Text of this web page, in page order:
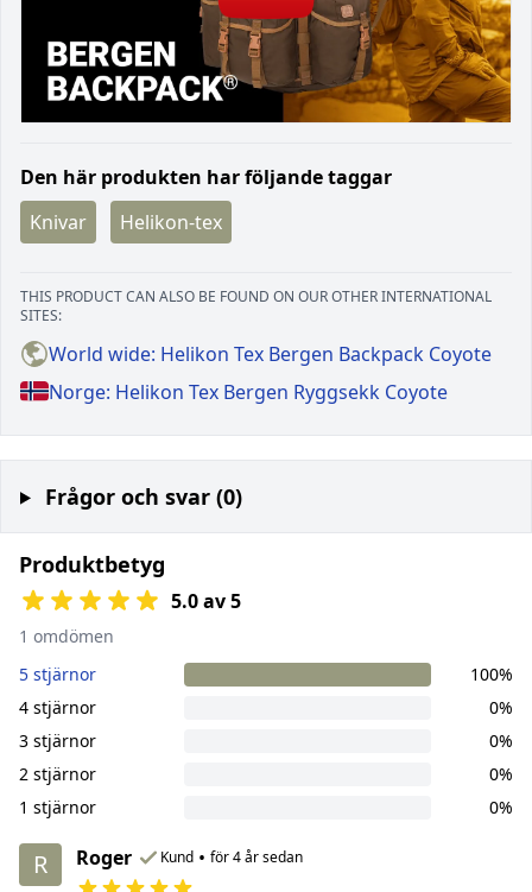
Den här produkten har följande taggar
Knivar
Helikon-tex
THIS PRODUCT CAN ALSO BE FOUND ON OUR OTHER INTERNATIONAL
SITES:
World wide: Helikon Tex Bergen Backpack Coyote
Norge: Helikon Tex Bergen Ryggsekk Coyote
Frågor och svar (0)
Produktbetyg
5.0 av 5
1 omdömen
5 stjärnor
100%
4 stjärnor
0%
3 stjärnor
0%
2 stjärnor
0%
1 stjärnor
0%
R Roger Kund • för 4 år sedan